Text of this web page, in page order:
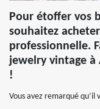
Pour étoffer vos
souhaitez
professionnelle.
jewelry vintage à
!
Vous avez remarqué